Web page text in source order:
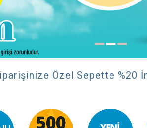
Özel Sepette %20 İndirim!